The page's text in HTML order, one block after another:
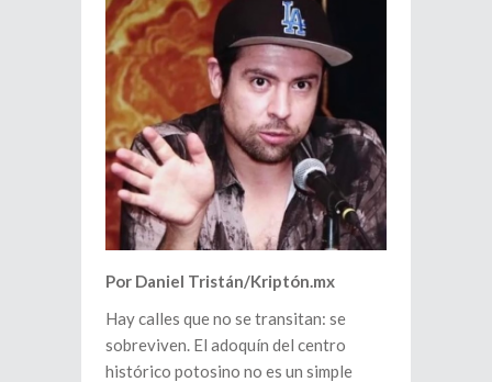
Por Daniel Tristán/Kriptón.mx
Hay calles que no se transitan: se
sobreviven. El adoquín del centro
histórico potosino no es un simple